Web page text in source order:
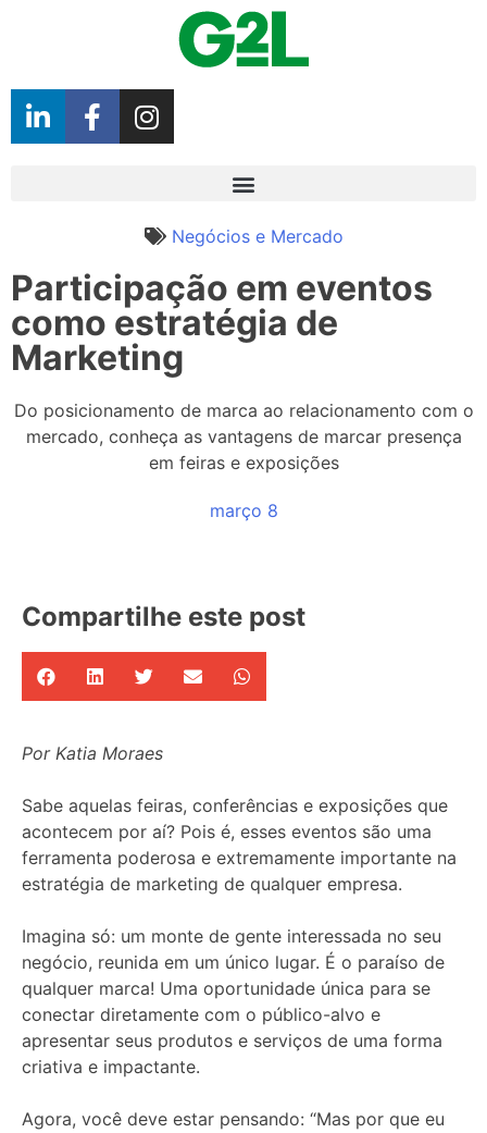
Negócios e Mercado
Participação em eventos
como estratégia de
Marketing
Do posicionamento de marca ao relacionamento com o
mercado, conheça as vantagens de marcar presença
em feiras e exposições
março 8
Compartilhe este post
Por Katia Moraes
Sabe aquelas feiras, conferências e exposições que
acontecem por aí? Pois é, esses eventos são uma
ferramenta poderosa e extremamente importante na
estratégia de marketing de qualquer empresa.
Imagina só: um monte de gente interessada no seu
negócio, reunida em um único lugar. É o paraíso de
qualquer marca! Uma oportunidade única para se
conectar diretamente com o público-alvo e
apresentar seus produtos e serviços de uma forma
criativa e impactante.
Agora, você deve estar pensando: “Mas por que eu